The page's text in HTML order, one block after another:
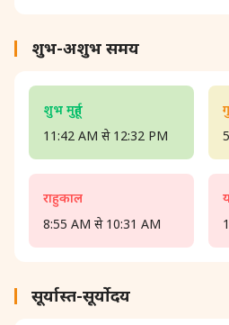
शुभ-अशुभ समय
शुभ मुहूर्त
11:42 AM से 12:32 PM
राहुकाल
8:55 AM से 10:31 AM
सूर्यास्त-सूर्योदय